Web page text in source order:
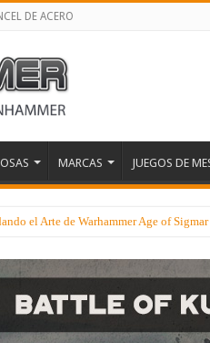
DE ACERO
MARCAS JUEGOS DE
el Arte de Warhammer Age of